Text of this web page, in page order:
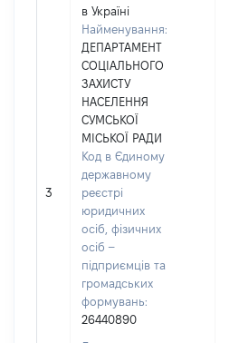
3
в Україні
Найменування:
ДЕПАРТАМЕНТ
СОЦІАЛЬНОГО
ЗАХИСТУ
НАСЕЛЕННЯ
СУМСЬКОЇ
МІСЬКОЇ РАДИ
Код в Єдиному
державному
реєстрі
юридичних
осіб, фізичних
осіб –
підприємців та
громадських
формувань:
26440890